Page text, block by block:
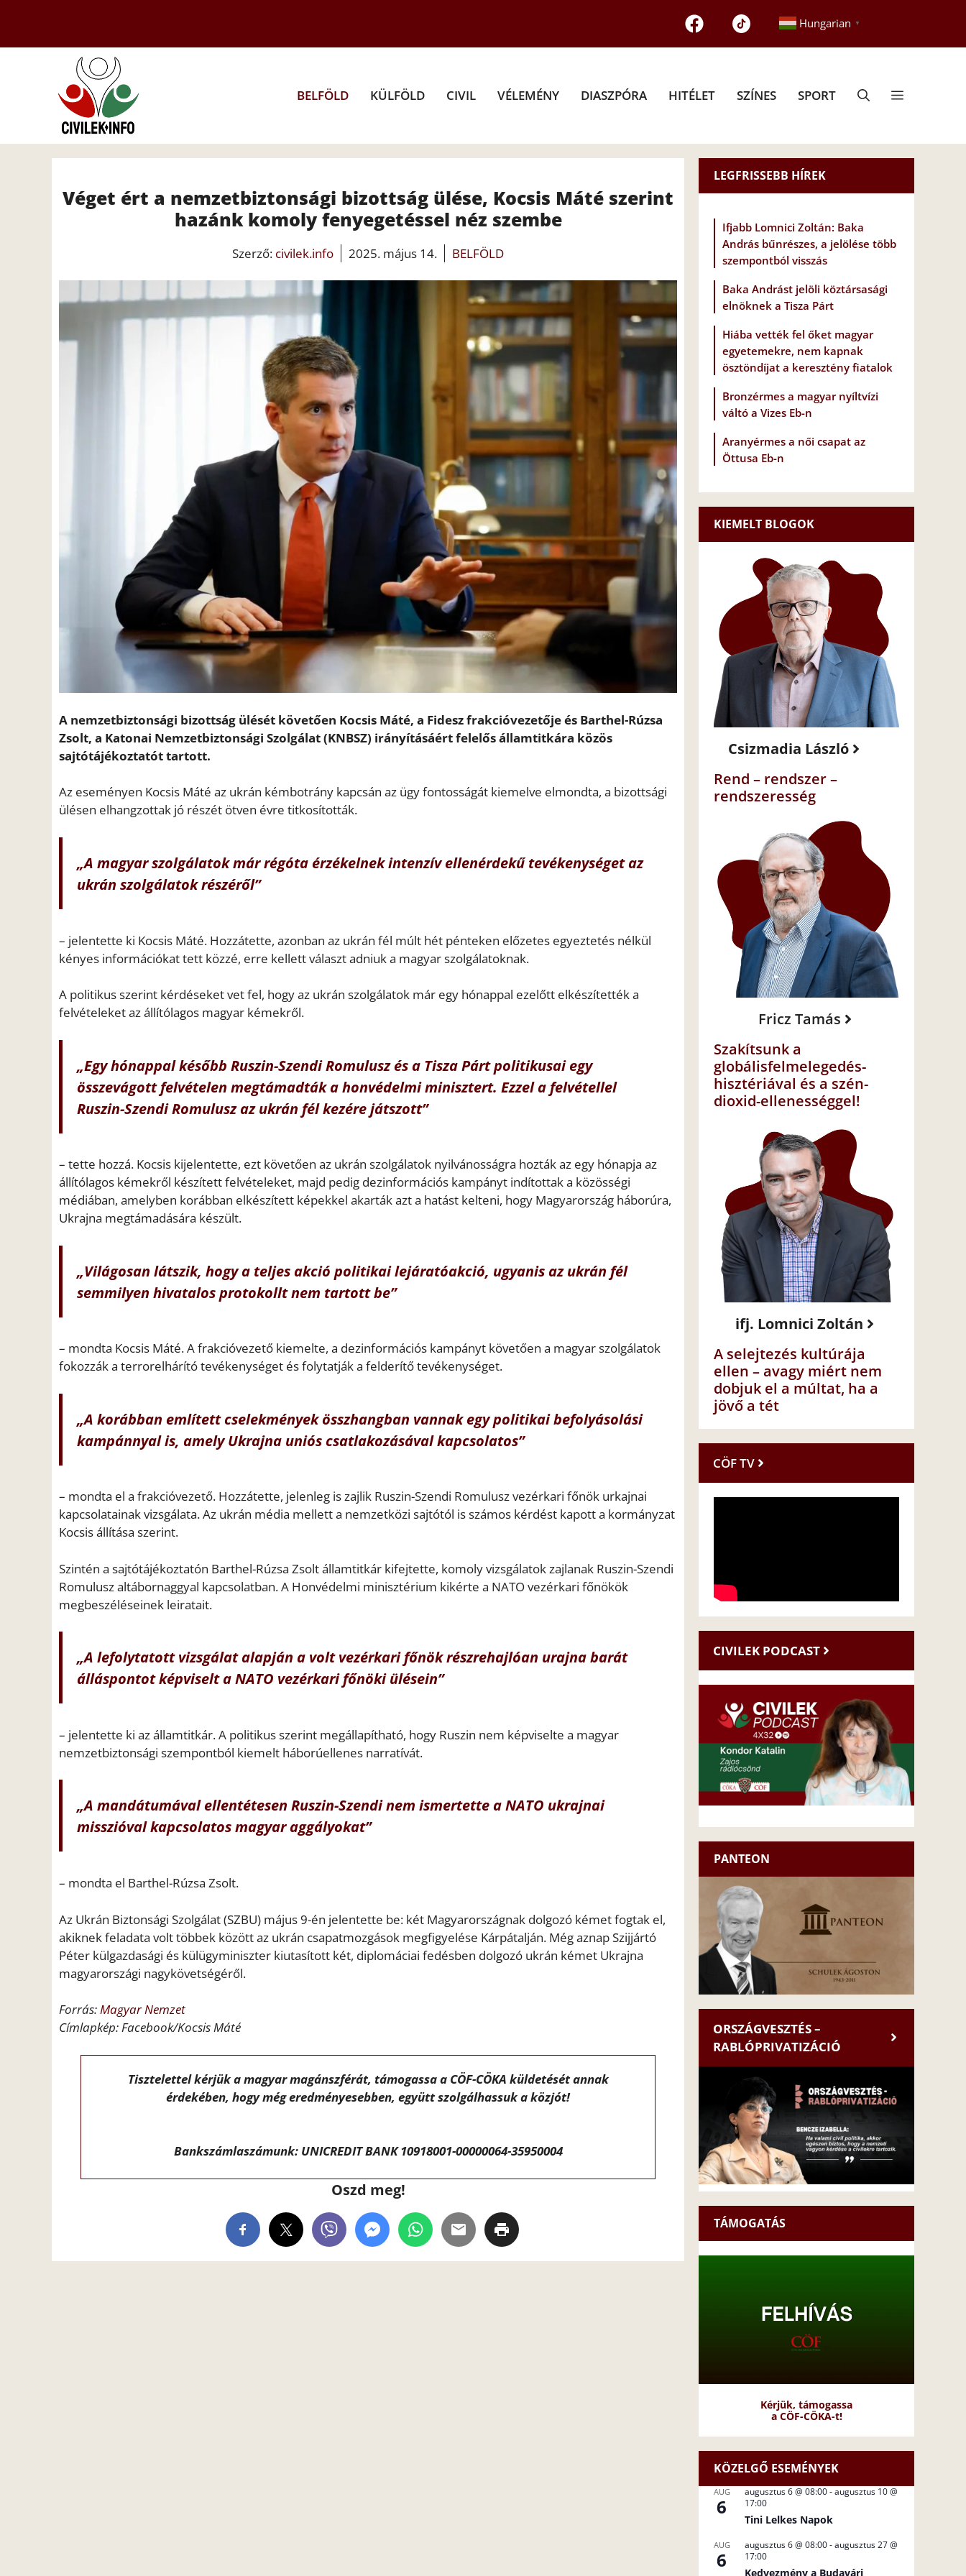
tartalomba
Hungarian ▼
BELFÖLD KÜLFÖLD CIVIL VÉLEMÉNY DIASZPÓRA HITÉLET SZÍNES SPORT
Véget ért a nemzetbiztonsági bizottság ülése, Kocsis Máté szerint
hazánk komoly fenyegetéssel néz szembe
Szerző: civilek.info 2025. május 14. BELFÖLD
A nemzetbiztonsági bizottság ülését követően Kocsis Máté, a Fidesz frakcióvezetője és Barthel-Rúzsa
Zsolt, a Katonai Nemzetbiztonsági Szolgálat (KNBSZ) irányításáért felelős államtitkára közös
sajtótájékoztatót tartott.
Az eseményen Kocsis Máté az ukrán kémbotrány kapcsán az ügy fontosságát kiemelve elmondta, a bizottsági
ülésen elhangzottak jó részét ötven évre titkosították.
„A magyar szolgálatok már régóta érzékelnek intenzív ellenérdekű tevékenységet az
ukrán szolgálatok részéről”
– jelentette ki Kocsis Máté. Hozzátette, azonban az ukrán fél múlt hét pénteken előzetes egyeztetés nélkül
kényes információkat tett közzé, erre kellett választ adniuk a magyar szolgálatoknak.
A politikus szerint kérdéseket vet fel, hogy az ukrán szolgálatok már egy hónappal ezelőtt elkészítették a
felvételeket az állítólagos magyar kémekről.
„Egy hónappal később Ruszin-Szendi Romulusz és a Tisza Párt politikusai egy
összevágott felvételen megtámadták a honvédelmi minisztert. Ezzel a felvétellel
Ruszin-Szendi Romulusz az ukrán fél kezére játszott”
– tette hozzá. Kocsis kijelentette, ezt követően az ukrán szolgálatok nyilvánosságra hozták az egy hónapja az
állítólagos kémekről készített felvételeket, majd pedig dezinformációs kampányt indítottak a közösségi
médiában, amelyben korábban elkészített képekkel akarták azt a hatást kelteni, hogy Magyarország háborúra,
Ukrajna megtámadására készült.
„Világosan látszik, hogy a teljes akció politikai lejáratóakció, ugyanis az ukrán fél
semmilyen hivatalos protokollt nem tartott be”
– mondta Kocsis Máté. A frakcióvezető kiemelte, a dezinformációs kampányt követően a magyar szolgálatok
fokozzák a terrorelhárító tevékenységet és folytatják a felderítő tevékenységet.
„A korábban említett cselekmények összhangban vannak egy politikai befolyásolási
kampánnyal is, amely Ukrajna uniós csatlakozásával kapcsolatos”
– mondta el a frakcióvezető. Hozzátette, jelenleg is zajlik Ruszin-Szendi Romulusz vezérkari főnök urkajnai
kapcsolatainak vizsgálata. Az ukrán média mellett a nemzetközi sajtótól is számos kérdést kapott a kormányzat
Kocsis állítása szerint.
Szintén a sajtótájékoztatón Barthel-Rúzsa Zsolt államtitkár kifejtette, komoly vizsgálatok zajlanak Ruszin-Szendi
Romulusz altábornaggyal kapcsolatban. A Honvédelmi minisztérium kikérte a NATO vezérkari főnökök
megbeszéléseinek leiratait.
„A lefolytatott vizsgálat alapján a volt vezérkari főnök részrehajlóan urajna barát
álláspontot képviselt a NATO vezérkari főnöki ülésein”
– jelentette ki az államtitkár. A politikus szerint megállapítható, hogy Ruszin nem képviselte a magyar
nemzetbiztonsági szempontból kiemelt háborúellenes narratívát.
„A mandátumával ellentétesen Ruszin-Szendi nem ismertette a NATO ukrajnai
misszióval kapcsolatos magyar aggályokat”
– mondta el Barthel-Rúzsa Zsolt.
Az Ukrán Biztonsági Szolgálat (SZBU) május 9-én jelentette be: két Magyarországnak dolgozó kémet fogtak el,
akiknek feladata volt többek között az ukrán csapatmozgások megfigyelése Kárpátalján. Még aznap Szijjártó
Péter külgazdasági és külügyminiszter kiutasított két, diplomáciai fedésben dolgozó ukrán kémet Ukrajna
magyarországi nagykövetségéről.
Forrás:Magyar Nemzet
Címlapkép: Facebook/Kocsis Máté
Tisztelettel kérjük a magyar magánszférát, támogassa a CÖF-CÖKA küldetését annak
érdekében, hogy még eredményesebben, együtt szolgálhassuk a közjót!
Bankszámlaszámunk: UNICREDIT BANK 10918001-00000064-35950004
Oszd meg!
LEGFRISSEBB HÍREK
Ifjabb Lomnici Zoltán: Baka
András bűnrészes, a jelölése több
szempontból visszás
Baka Andrást jelöli köztársasági
elnöknek a Tisza Párt
Hiába vették fel őket magyar
egyetemekre, nem kapnak
ösztöndíjat a keresztény fiatalok
Bronzérmes a magyar nyíltvízi
váltó a Vizes Eb-n
Aranyérmes a női csapat az
Öttusa Eb-n
KIEMELT BLOGOK
Csizmadia László
Rend – rendszer –
rendszeresség
Fricz Tamás
Szakítsunk a
globálisfelmelegedés-
hisztériával és a szén-
dioxid-ellenességgel!
ifj. Lomnici Zoltán
A selejtezés kultúrája
ellen – avagy miért nem
dobjuk el a múltat, ha a
jövő a tét
CÖF TV
CIVILEK PODCAST
PANTEON
ORSZÁGVESZTÉS –
RABLÓPRIVATIZÁCIÓ
TÁMOGATÁS
Kérjük, támogassa
a CÖF-CÖKA-t!
KÖZELGŐ ESEMÉNYEK
AUG
6
augusztus 6 @ 08:00-augusztus 10 @
17:00
Tini Lelkes Napok
AUG
6
augusztus 6 @ 08:00-augusztus 27 @
17:00
Kedvezmény a Budavári